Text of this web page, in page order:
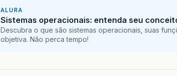
ALURA
Sistemas operacionais: entenda seu
Descubra o que são sistemas operacionais, suas
objetiva. Não perca tempo!